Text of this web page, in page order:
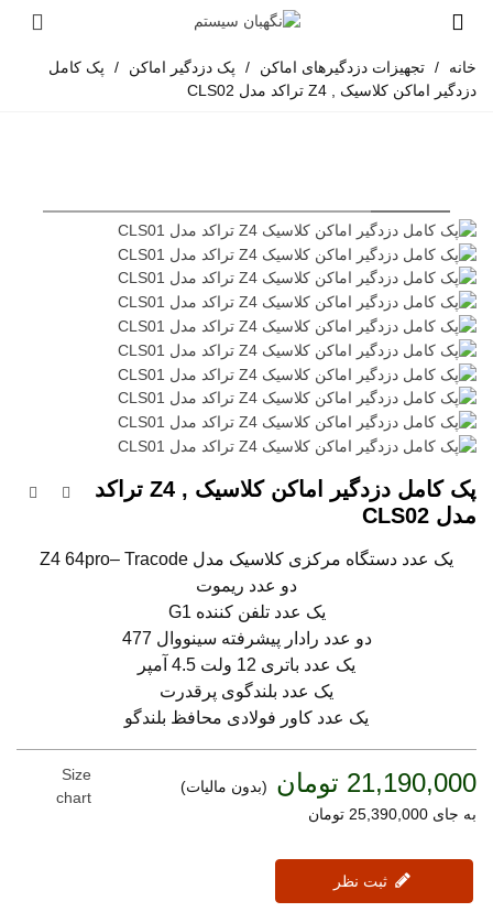
خانه / تجهیزات دزدگیرهای اماکن / پک دزدگیر اماکن /
پک کامل
دزدگیر اماکن کلاسیک , Z4 تراکد مدل CLS02
پک کامل دزدگیر اماکن کلاسیک , Z4 تراکد
مدل CLS02
یک عدد دستگاه مرکزی کلاسیک مدل Z4 64pro– Tracode
دو عدد ریموت
یک عدد تلفن کننده G1
دو عدد رادار پیشرفته سینووال 477
یک عدد باتری 12 ولت 4.5 آمپر
یک عدد بلندگوی پرقدرت
یک عدد کاور فولادی محافظ بلندگو
21,190,000 تومان
(بدون مالیات)
به جای 25,390,000 تومان
ثبت نظر
Size
chart